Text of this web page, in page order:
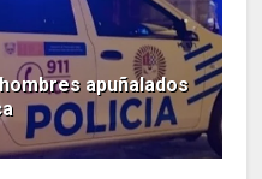
apuñalados